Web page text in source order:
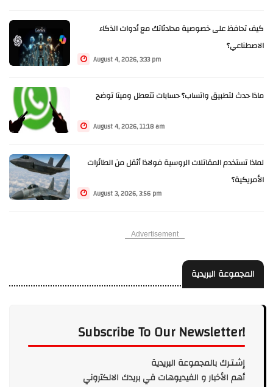
كيف تحافظ على خصوصية محادثاتك مع أدوات الذكاء
الاصطناعي؟
August 4, 2026, 3:33 pm
ماذا حدث لتطبيق واتساب؟ حسابات تتعطل وميتا توضح
August 4, 2026, 11:18 am
لماذا تستخدم المقاتلات الروسية فولاذا أثقل من الطائرات
الأمريكية؟
August 3, 2026, 3:56 pm
Advertisement
المجموعة البريدية
Subscribe To Our Newsletter!
إشـتـرك بالمجموعة البريدية
أهم الأخبار و الفيديوهات في بريدك الالكتروني